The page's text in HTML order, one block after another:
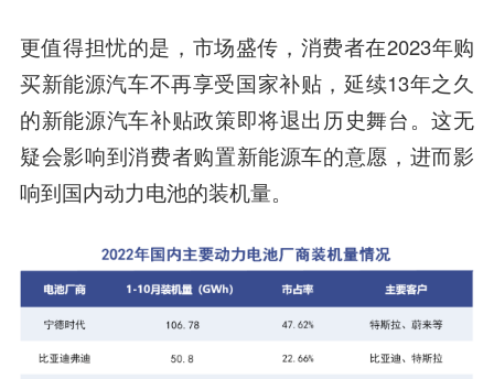
更值得担忧的是，市场盛传，消费者在2023年购
买新能源汽车不再享受国家补贴，延续13年之久
的新能源汽车补贴政策即将退出历史舞台。这无
疑会影响到消费者购置新能源车的意愿， 进而影
响到国内动力电池的装机量。